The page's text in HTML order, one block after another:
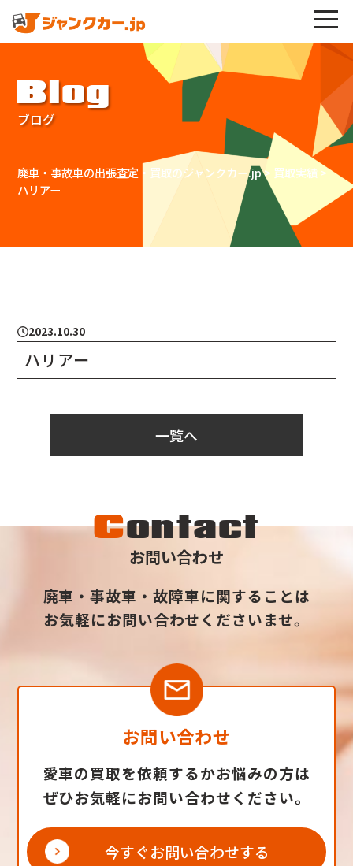
Blog
ブログ
廃車・事故車の出張査定・買取のジャンクカー.jp> 買取実績 >
ハリアー
2023.10.30
ハリアー
一覧へ
Contact
お問い合わせ
廃車・事故車・故障車に関することは
お気軽にお問い合わせくださいませ。
お問い合わせ
愛車の買取を依頼するかお悩みの方は
ぜひお気軽にお問い合わせください。
今すぐお問い合わせする